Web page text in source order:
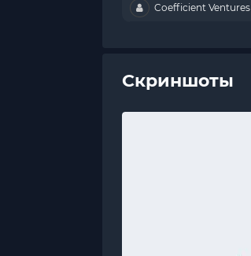
Coefficient Ventures
Скриншоты